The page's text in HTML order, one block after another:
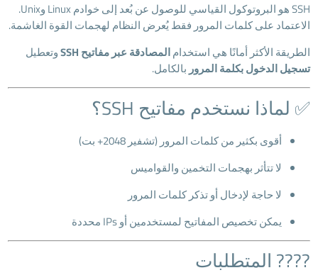
SSH هو البروتوكول القياسي للوصول عن بُعد إلى خوادم Linux وUnix.
الاعتماد على كلمات المرور فقط يُعرض النظام لهجمات القوة الغاشمة.
الطريقة الأكثر أمانًا هي استخدامالمصادقة عبر مفاتيح SSH
وتعطيل
تسجيل الدخول بكلمة المرور بالكامل.
✅ لماذا نستخدم مفاتيح SSH؟
أقوى بكثير من كلمات المرور (تشفير 2048+ بت)
لا تتأثر بهجمات التخمين والقواميس
لا حاجة لإدخال أو تذكر كلمات المرور
يمكن تخصيص المفاتيح لمستخدمين أو IPs محددة
???? المتطلبات